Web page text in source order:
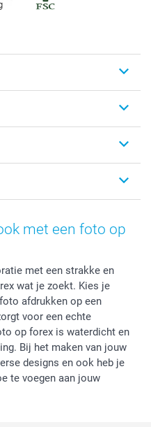
met een foto op
met een strakke en
wat je zoekt. Kies je
afdrukken op een
voor een echte
op forex is waterdicht en
Bij het maken van jouw
designs en ook heb je
te voegen aan jouw